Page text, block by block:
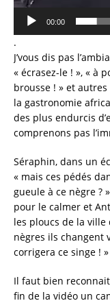
00:00
.
J’vous dis pas
« écrasez-le ! », « à
brousse ! » et
la gastronomie
des plus endurcis
comprenons pas
Séraphin, dans un
« mais ces pédés
gueule à ce nègre ?
pour le calmer et
les ploucs de la
nègres ils changent
corrigera ce singe ! »
Il faut bien
fin de la vidéo un